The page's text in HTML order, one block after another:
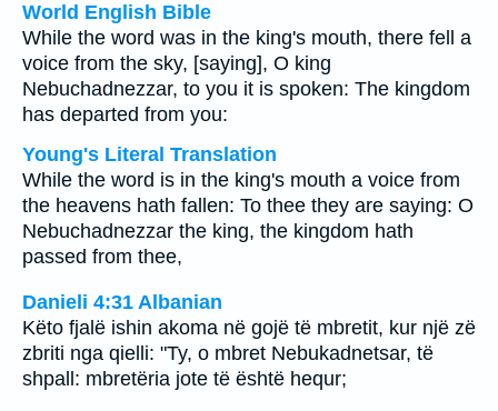
World English Bible
While the word was in the king's mouth, there fell a
voice from the sky, [saying], O king
Nebuchadnezzar, to you it is spoken: The kingdom
has departed from you:
Young's Literal Translation
While the word is in the king's mouth a voice from
the heavens hath fallen: To thee they are saying: O
Nebuchadnezzar the king, the kingdom hath
passed from thee,
Danieli 4:31 Albanian
Këto fjalë ishin akoma në gojë të mbretit, kur një zë
zbriti nga qielli: "Ty, o mbret Nebukadnetsar, të
shpall: mbretëria jote të është hequr;